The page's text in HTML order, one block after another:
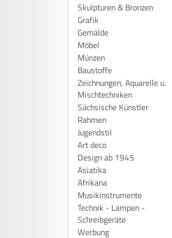
Skulpturen & Bronzen
Grafik
Gemälde
Möbel
Münzen
Baustoffe
Zeichnungen, Aquarelle u.
Mischtechniken
Sächsische Künstler
Rahmen
Jugendstil
Art deco
Design ab 1945
Asiatika
Afrikana
Musikinstrumente
Technik - Lampen -
Schreibgeräte
Werbung